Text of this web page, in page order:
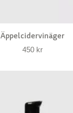
Äppelcidervinäger
450 kr